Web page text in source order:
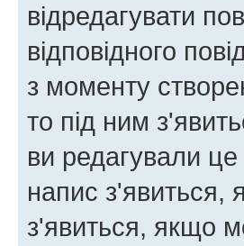
відредагувати
відповідного
з моменту
то під ним
ви редагували
напис з'явиться,
з'явиться, якщо